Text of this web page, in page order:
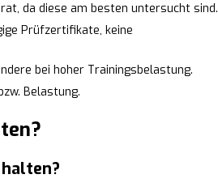
da diese am besten untersucht sind.
Prüfzertifikate, keine
bei hoher Trainingsbelastung.
Belastung.